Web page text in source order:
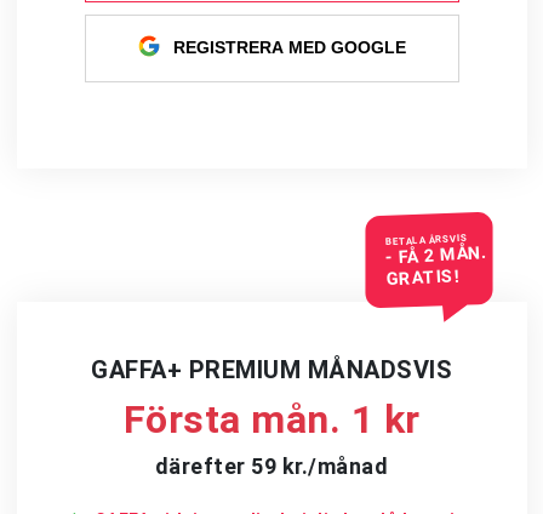
REGISTRERA MED GOOGLE
BETALA ÅRSVIS
- FÅ 2 MÅN.
GRATIS!
GAFFA+ PREMIUM MÅNADSVIS
Första mån. 1 kr
därefter 59 kr./månad